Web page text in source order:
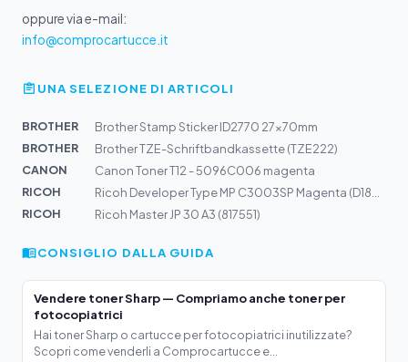
oppure via e-mail:
info@comprocartucce.it
UNA SELEZIONE DI ARTICOLI
BROTHER
Brother Stamp Sticker ID2770 27x70mm
BROTHER
Brother TZE-Schriftbandkassette (TZE222)
CANON
Canon Toner T12 - 5096C006 magenta
RICOH
RICOH
Ricoh Master JP 30 A3 (817551)
CONSIGLIO DALLA GUIDA
Vendere toner Sharp — Compriamo anche toner per
fotocopiatrici
Hai toner Sharp o cartucce per fotocopiatrici inutilizzate?
Scopri come venderli a Comprocartucce e...